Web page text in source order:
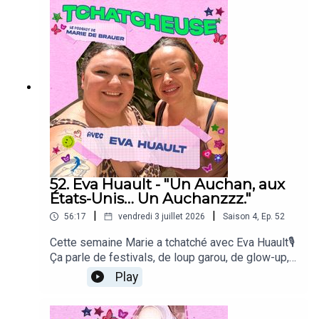
de Bue pour la DA zinzinet un générique de ouf
par Julien Karpi👇Pour soutenir le podcast 👇1. On
s'abonne 🔔2. On mets 5 étoiles et un
commentaire sur Apple Podcasts, Spotify et
Podcast Addict ⭐3. On rejoint Tchatcheuse sur
Instagram 🤳🏼
52. Eva Huault - "Un Auchan, aux
États-Unis… Un Auchanzzz."
56:17 | vendredi 3 juillet 2026 | Saison 4, Ep. 52
Cette semaine Marie a tchatché avec Eva Huault🎙
Ça parle de festivals, de loup garou, de glow-up,
de parentalité, d'emprise, d'amours d'enfance, et
de mangroves !et aussi du travail de l'incroyable
Ysé BonacheraUn podcast écrit et incarné par
Play